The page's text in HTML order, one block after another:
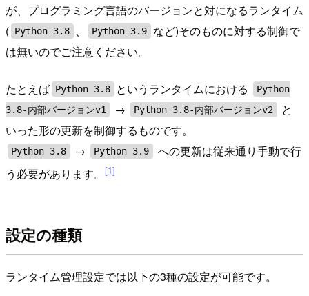
が、プログラミング言語のバージョンと対になるランタイム
( Python 3.8 、 Python 3.9
など)そのものに対する制御で
は無いのでご注意ください。
たとえば Python 3.8 というランタイムにおける
Python
3.8-内部バージョンv1
→ Python 3.8-内部バージョンv2
と
いった形の更新を制御するものです。
Python 3.8 → Python 3.9
への更新は従来通り手動で行
う必要があります。
[1]
設定の種類
ランタイム管理設定では以下の3種の設定が可能です。